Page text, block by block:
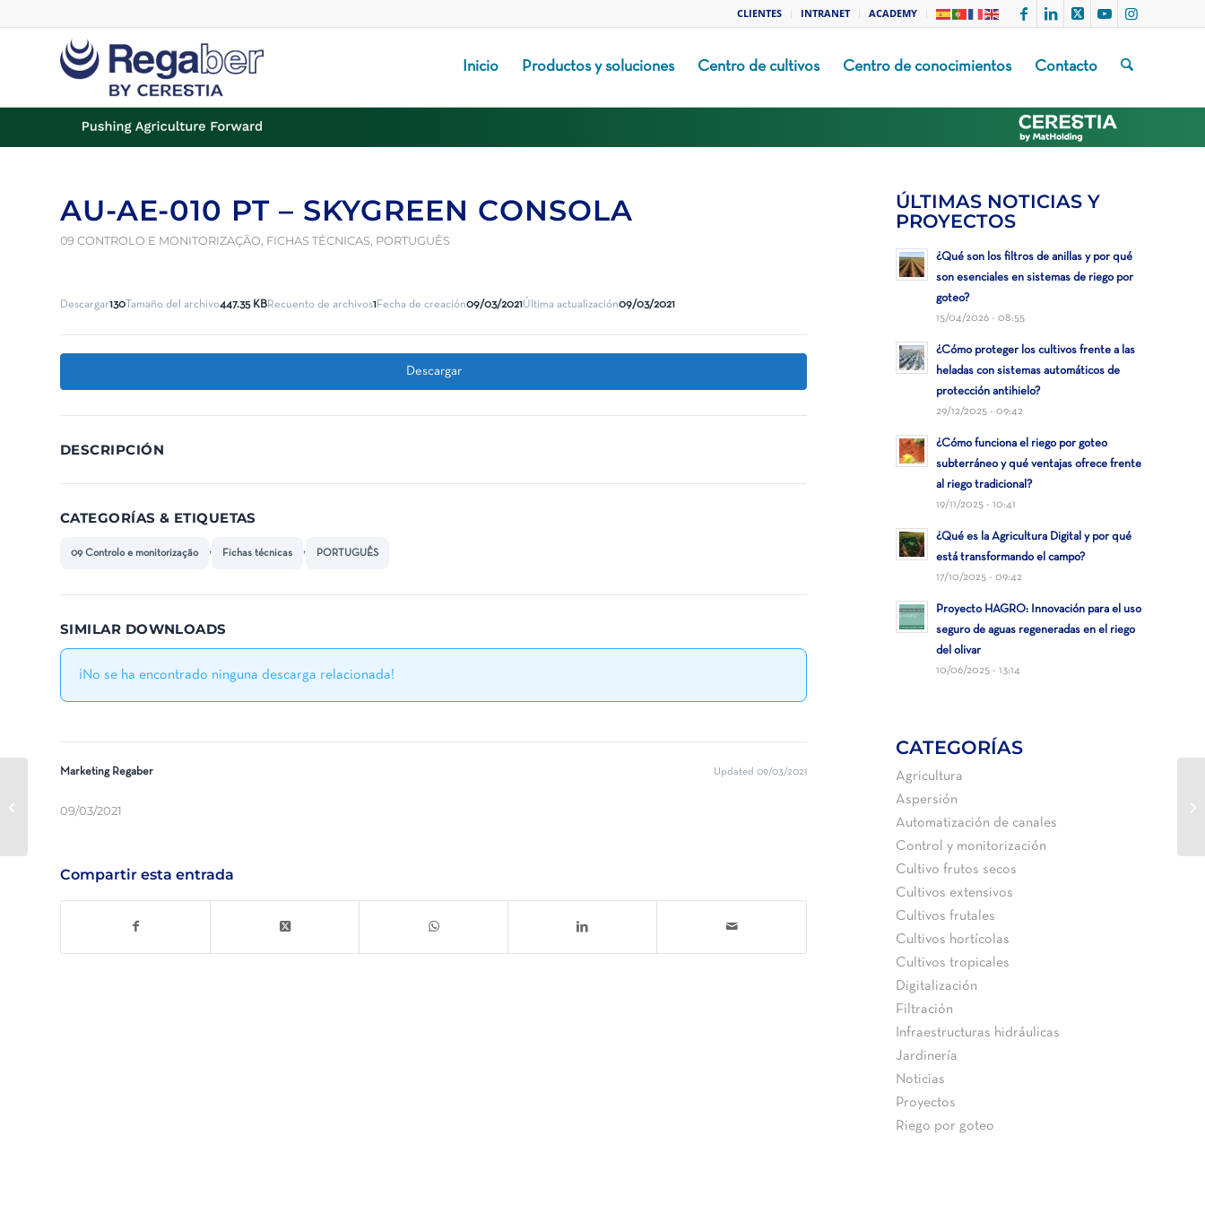
CLIENTES INTRANET ACADEMY
Inicio Productos y soluciones Centro de cultivos Centro de conocimientos Contacto
AU-AE-010 PT – SKYGREEN CONSOLA
09 CONTROLO E MONITORIZAÇÃO, FICHAS TÉCNICAS, PORTUGUÊS
Descargar130 Tamaño del archivo447.35 KBRecuento de archivos1Fecha de creación09/03/2021Última actualización09/03/2021
Descargar
DESCRIPCIÓN
CATEGORÍAS & ETIQUETAS
09 Controlo e monitorização , Fichas técnicas , PORTUGUÊS
SIMILAR DOWNLOADS
¡No se ha encontrado ninguna descarga relacionada!
Marketing Regaber Updated 09/03/2021
09/03/2021
Compartir esta entrada
ÚLTIMAS NOTICIAS Y
PROYECTOS
¿Qué son los filtros de anillas y por qué
son esenciales en sistemas de riego por
goteo?
15/04/2026 - 08:55
¿Cómo proteger los cultivos frente a las
heladas con sistemas automáticos de
protección antihielo?
29/12/2025 - 09:42
¿Cómo funciona el riego por goteo
subterráneo y qué ventajas ofrece frente
al riego tradicional?
19/11/2025 - 10:41
¿Qué es la Agricultura Digital y por qué
está transformando el campo?
17/10/2025 - 09:42
Proyecto HAGRO: Innovación para el uso
seguro de aguas regeneradas en el riego
del olivar
10/06/2025 - 13:14
CATEGORÍAS
Agricultura
Aspersión
Automatización de canales
Control y monitorización
Cultivo frutos secos
Cultivos extensivos
Cultivos frutales
Cultivos hortícolas
Cultivos tropicales
Digitalización
Filtración
Infraestructuras hidráulicas
Jardinería
Noticias
Proyectos
Riego por goteo
AP-P0-007 PT – SKYgreen Wall